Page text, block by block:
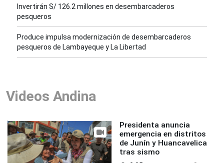
Invertirán S/ 126.2 millones en desembarcaderos
pesqueros
Produce impulsa modernización de desembarcaderos
pesqueros de Lambayeque y La Libertad
Videos Andina
Presidenta anuncia
emergencia en distritos
de Junín y Huancavelica
tras sismo